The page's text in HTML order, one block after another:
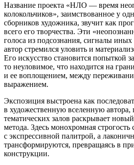
Название проекта «НЛО — время
колокольчиков», заимствованное у
сборников художника, звучит как
всего его творчества. Эти
голоса из подсознания, сигналы
автор стремился уловить и
Его искусство становится попыткой
то неуловимое, что находится на
и ее воплощением, между
выражением.
Экспозиция выстроена как
в художественную вселенную автора,
тематических залов раскрывает
метода. Здесь монохромная строгость
с экспрессивной палитрой, а
трансформируются, превращаясь в
конструкции.